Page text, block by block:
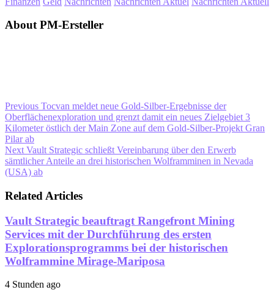
About PM-Ersteller
Previous Tocvan meldet neue Gold-Silber-Ergebnisse der
Oberflächenexploration und grenzt damit ein neues Zielgebiet 3
Kilometer östlich der Main Zone auf dem Gold-Silber-Projekt Gran
Pilar ab
Next Vault Strategic schließt Vereinbarung über den Erwerb
sämtlicher Anteile an drei historischen Wolframminen in Nevada
(USA) ab
Related Articles
Vault Strategic beauftragt Rangefront Mining
Services mit der Durchführung des ersten
Explorationsprogramms bei der historischen
Wolframmine Mirage-Mariposa
4 Stunden ago